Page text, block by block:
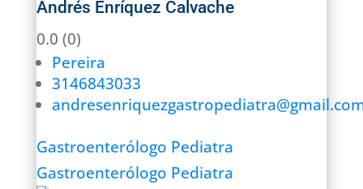
Andrés Enríquez Calvache
0.0 (0)
Pereira
3146843033
Gastroenterólogo Pediatra
Gastroenterólogo Pediatra